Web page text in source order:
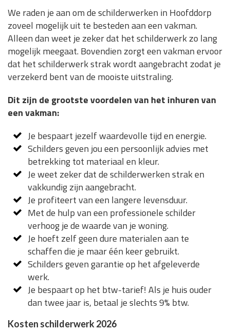
We raden je aan om de schilderwerken in Hoofddorp
zoveel mogelijk uit te besteden aan een vakman.
Alleen dan weet je zeker dat het schilderwerk zo lang
mogelijk meegaat. Bovendien zorgt een vakman ervoor
dat het schilderwerk strak wordt aangebracht zodat je
verzekerd bent van de mooiste uitstraling.
Dit zijn de grootste voordelen van het inhuren van
een vakman:
Je bespaart jezelf waardevolle tijd en energie.
Schilders geven jou een persoonlijk advies met
betrekking tot materiaal en kleur.
Je weet zeker dat de schilderwerken strak en
vakkundig zijn aangebracht.
Je profiteert van een langere levensduur.
Met de hulp van een professionele schilder
verhoog je de waarde van je woning.
Je hoeft zelf geen dure materialen aan te
schaffen die je maar één keer gebruikt.
Schilders geven garantie op het afgeleverde
werk.
Je bespaart op het btw-tarief! Als je huis ouder
dan twee jaar is, betaal je slechts 9% btw.
Kosten schilderwerk 2026